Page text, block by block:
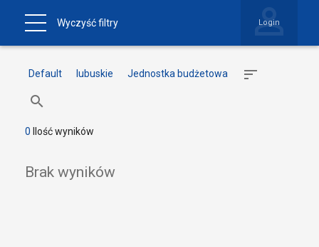
Wyczyść filtry Login
Default lubuskie Jednostka budżetowa
0 Ilość wyników
Brak wyników